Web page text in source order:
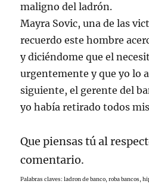
maligno del ladrón.
Mayra Sovic, una de las
recuerdo este hombre
y diciéndome que el
urgentemente y que yo lo
siguiente, el gerente del
yo había retirado todos
Que piensas tú al
comentario.
Palabras claves: ladron de banco, roba bancos,